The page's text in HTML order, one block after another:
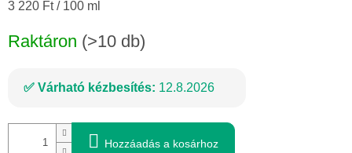
Egységár:
3 220 Ft / 100 ml
Raktáron (>10 db)
Várható kézbesítés: 12.8.2026
Hozzáadás a kosárhoz